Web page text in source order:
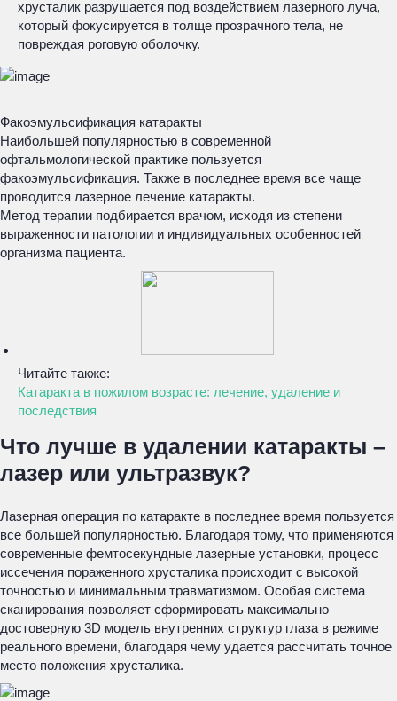
хрусталик разрушается под воздействием лазерного луча,
который фокусируется в толще прозрачного тела, не
повреждая роговую оболочку.
Факоэмульсификация катаракты
Наибольшей популярностью в современной
офтальмологической практике пользуется
факоэмульсификация. Также в последнее время все чаще
проводится лазерное лечение катаракты.
Метод терапии подбирается врачом, исходя из степени
выраженности патологии и индивидуальных особенностей
организма пациента.
Читайте также:
Катаракта в пожилом возрасте: лечение, удаление и
последствия
Что лучше в удалении катаракты –
лазер или ультразвук?
Лазерная операция по катаракте в последнее время пользуется
все большей популярностью. Благодаря тому, что применяются
современные фемтосекундные лазерные установки, процесс
иссечения пораженного хрусталика происходит с высокой
точностью и минимальным травматизмом. Особая система
сканирования позволяет сформировать максимально
достоверную 3D модель внутренних структур глаза в режиме
реального времени, благодаря чему удается рассчитать точное
место положения хрусталика.